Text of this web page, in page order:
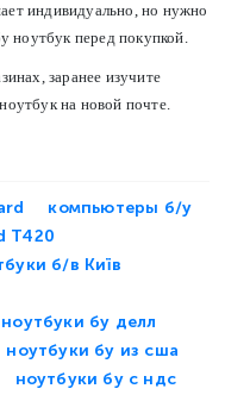
индивидуально, но нужно
ноутбук перед покупкой.
заранее изучите
на новой почте.
компьютеры б/у
T420
б/в Київ
ноутбуки бу делл
ноутбуки бу из сша
ноутбуки бу с ндс